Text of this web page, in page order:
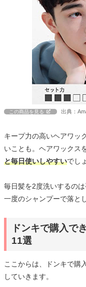
この商品を見る 出典：
キープ力の高いヘアワッ
いことも。ヘアワックス
と毎日使いしやすいでし
毎日髪を2度洗いするの
一度のシャンプーで落と
ドンキで購入で
11選
ここからは、ドンキで購
していきます。